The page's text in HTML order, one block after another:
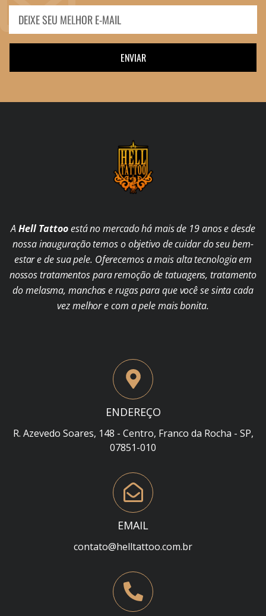
ENVIAR
AHell Tattooestá no mercado há mais de 19 anos e desde
nossa inauguração temos o objetivo de cuidar do seu bem-
estar e de sua pele. Oferecemos a mais alta tecnologia em
nossos tratamentos para remoção de tatuagens, tratamento
do melasma, manchas e rugas para que você se sinta cada
vez melhor e com a pele mais bonita.
ENDEREÇO
R. Azevedo Soares, 148 - Centro, Franco da Rocha - SP,
07851-010
EMAIL
contato@helltattoo.com.br